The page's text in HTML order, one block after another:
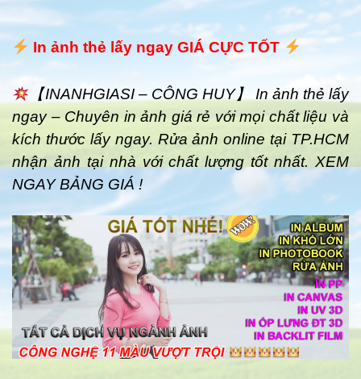
In ảnh thẻ lấy ngay GIÁ CỰC TỐT
【INANHGIASI – CÔNG HUY】 In ảnh thẻ lấy
ngay – Chuyên in ảnh giá rẻ với mọi chất liệu và
kích thước lấy ngay. Rửa ảnh online tại TP.HCM
nhận ảnh tại nhà với chất lượng tốt nhất. XEM
NGAY BẢNG GIÁ !